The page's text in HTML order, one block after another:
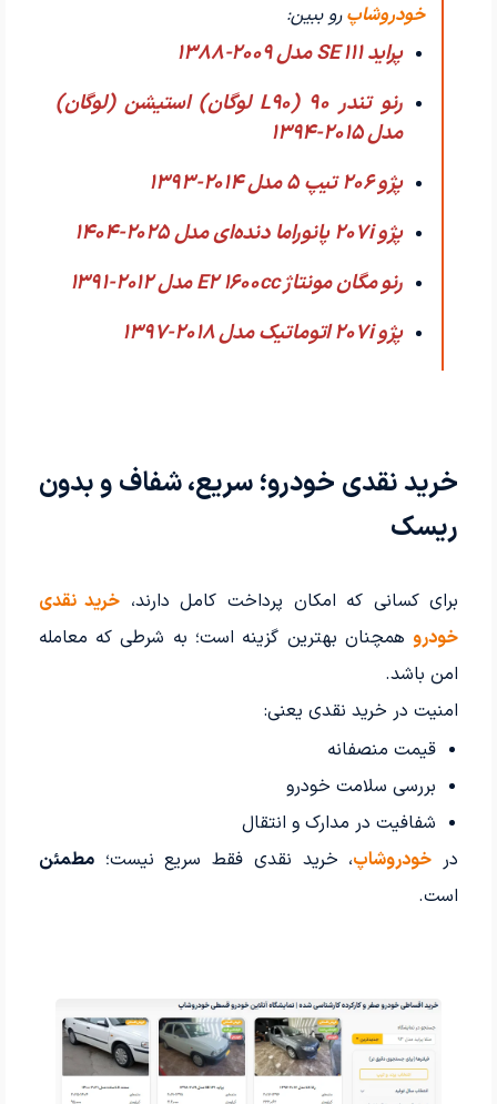
خودروشاپرو ببین:
پراید 111 SE مدل 2009-1388
رنو تندر 90 (L90 لوگان) استیشن (لوگان)
مدل 2015-1394
پژو 206 تیپ ۵ مدل 2014-1393
پژو 207i پانوراما دنده‌ای مدل 2025-1404
رنو مگان مونتاژ E2 1600cc مدل 2012-1391
پژو 207i اتوماتیک مدل 2018-1397
خرید نقدی خودرو؛ سریع، شفاف و بدون
ریسک
برای کسانی که امکان پرداخت کامل دارند، خرید نقدی
خودرو همچنان بهترین گزینه است؛ به شرطی که معامله
امن باشد.
امنیت در خرید نقدی یعنی:
قیمت منصفانه
بررسی سلامت خودرو
شفافیت در مدارک و انتقال
در خودروشاپ، خرید نقدی فقط سریع نیست؛مطمئن
است.